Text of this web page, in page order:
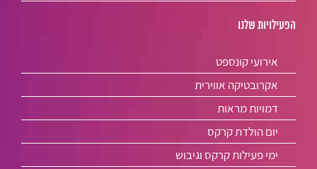
הפעילויות שלנו
אירועי קונספט
אקרובטיקה אווירית
דמויות מראות
יום הולדת קרקס
ימי פעילות קרקס וגיבוש